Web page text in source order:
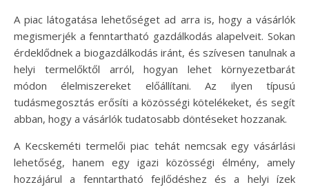
A piac látogatása lehetőséget ad arra is, hogy a vásárlók
megismerjék a fenntartható gazdálkodás alapelveit. Sokan
érdeklődnek a biogazdálkodás iránt, és szívesen tanulnak a
helyi termelőktől arról, hogyan lehet környezetbarát
módon élelmiszereket előállítani. Az ilyen típusú
tudásmegosztás erősíti a közösségi kötelékeket, és segít
abban, hogy a vásárlók tudatosabb döntéseket hozzanak.
A Kecskeméti termelői piac tehát nemcsak egy vásárlási
lehetőség, hanem egy igazi közösségi élmény, amely
hozzájárul a fenntartható fejlődéshez és a helyi ízek